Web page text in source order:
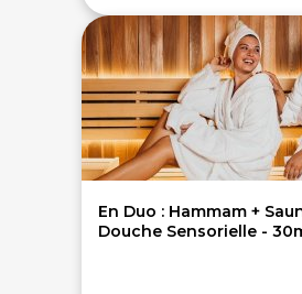
En Duo : Hammam +
Douche Sensorielle -